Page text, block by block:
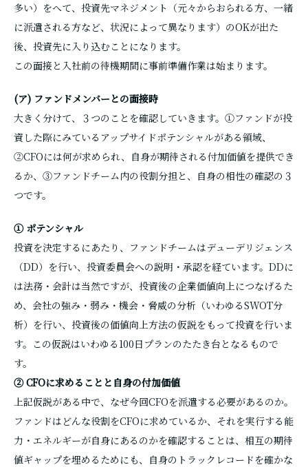
多い）をへて、投資先マネジメント（元々からおられる方、一緒
に派遣される方など、状況によって異なります）のOKが出た
後、投資先に入り込むことになります。
この面接と入社前の待機期間に事前準備作業は始まります。
(ア) ファンドメンバーとの面接時
大きく分けて、３つのことを確認していきます。①ファンドが投
資した際にみているアップサイドポテンシャルがある領域、
②CFOには何が求められ、自身が期待される付加価値を提供でき
るか、③ファンドチーム内の役割分担と、自身の相性の確認の３
つです。
① ポテンシャル
投資を決定するにあたり、ファンドチームはデューデリジェンス
（DD）を行い、投資委員会への説明・承認を経ています。DDに
は法務・会計は当然ですが、投資後の企業価値向上につなげるた
め、会社の強み・弱み・機会・脅威の分析（いわゆるSWOT分
析）を行い、投資後の価値向上方法の仮説をもって投資を行いま
す。この仮説はいわゆる100日プランのたたき台となるもので
す。
② CFOに求めることと自身の付加価値
上記仮説がある中で、なぜ今回CFOを派遣する必要があるのか。
ファンドはどんな役割をCFOに求めているか、それを実行する能
力・エネルギーが自身にあるのかを確認することは、相互の期待
値ギャップを埋めるためにも、自身のトラックレコードを確かな